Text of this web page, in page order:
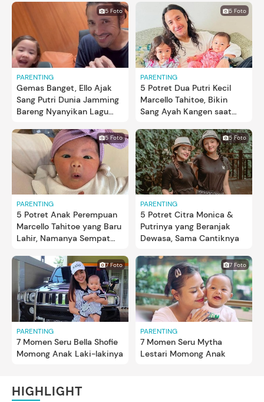
5 Foto
PARENTING
Gemas Banget, Ello Ajak
Sang Putri Dunia Jamming
Bareng Nyanyikan Lagu
5 Foto
PARENTING
5 Potret Dua Putri Kecil
Marcello Tahitoe, Bikin
Sang Ayah Kangen saat
5 Foto
PARENTING
5 Potret Anak Perempuan
Marcello Tahitoe yang Baru
Lahir, Namanya Sempat
5 Foto
PARENTING
5 Potret Citra Monica &
Putrinya yang Beranjak
Dewasa, Sama Cantiknya
7 Foto
PARENTING
7 Momen Seru Bella Shofie
Momong Anak Laki-lakinya
7 Foto
PARENTING
7 Momen Seru Mytha
Lestari Momong Anak
HIGHLIGHT